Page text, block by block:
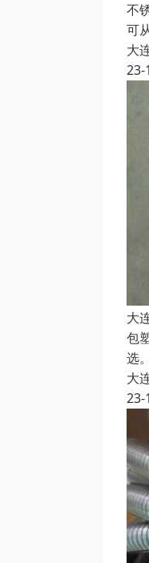
不
可
大
23-
大
包
选
大
23-